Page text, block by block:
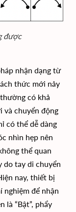
được
nhận dạng từ
thức mới nảy
có khả
và chuyển động
có thể dễ dàng
nhìn hẹp nên
thể quan
do tay di chuyển
nay, thiết bị
để nhận
là “Bật”, phẩy